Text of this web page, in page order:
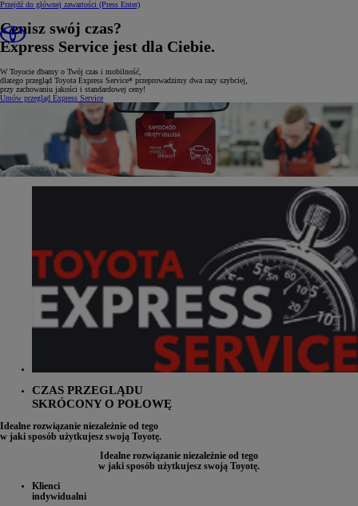
Przejdź do głównej zawartości (Press Enter)
Cenisz swój czas?
Express Service jest dla Ciebie.
W Toyocie dbamy o Twój czas i mobilność,
dlatego przegląd Toyota Express Service* przeprowadzimy dwa razy szybciej,
przy zachowaniu jakości i standardowej ceny!
Umów przegląd Express Service
CZAS PRZEGLĄDU
SKRÓCONY O POŁOWĘ
Idealne rozwiązanie niezależnie od tego
w jaki sposób użytkujesz swoją Toyotę.
Idealne rozwiązanie niezależnie od tego
w jaki sposób użytkujesz swoją Toyotę.
Klienci
indywidualni